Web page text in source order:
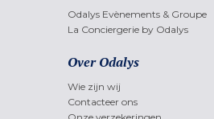
Odalys Evènements & Groupe
La Conciergerie by Odalys
Over Odalys
Wie zijn wij
Contacteer ons